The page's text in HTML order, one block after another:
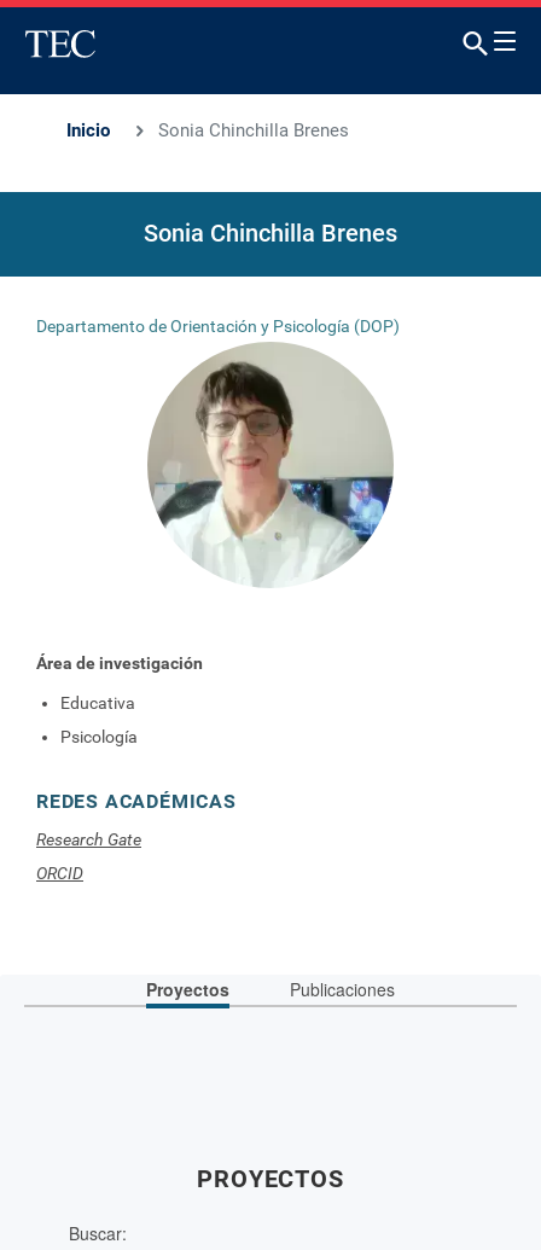
Inicio Sonia Chinchilla Brenes
Sonia Chinchilla Brenes
Departamento de Orientación y Psicología (DOP)
Área de investigación
Educativa
Psicología
REDES ACADÉMICAS
Research Gate
ORCID
Proyectos Publicaciones
PROYECTOS
Buscar: